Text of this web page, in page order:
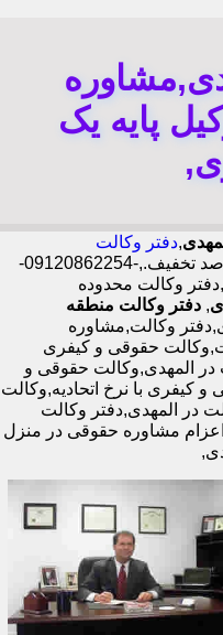
پایه یک
,دفتر وکالت
30 در صد تخفیف.,-09120862254-
وکالت محدوده
, دفتر وکالت منطقه
وکالت,مشاوره
حقوقی و کیفری
المهدی,وکالت حقوقی و
کیفری با نرخ اتحادیه,وکالت
در المهدی,دفتر وکالت
مشاوره حقوقی در منزل